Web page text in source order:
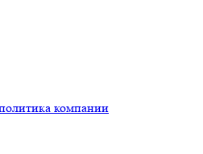
компании